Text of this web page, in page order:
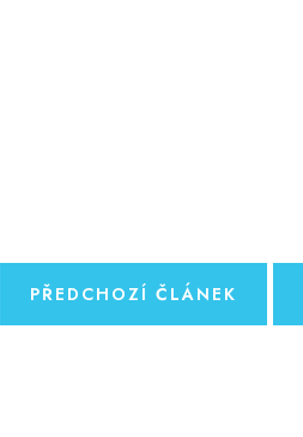
PŘEDCHOZÍ ČLÁNEK